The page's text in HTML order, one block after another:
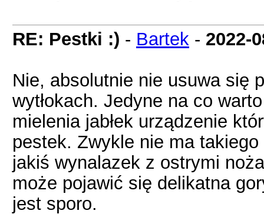
RE: Pestki :) - Bartek - 2022-
Nie, absolutnie nie usuwa się
wytłokach. Jedyne na co
mielenia jabłek urządzenie
pestek. Zwykle nie ma
jakiś wynalazek z ostrymi
może pojawić się delikatna
jest sporo.